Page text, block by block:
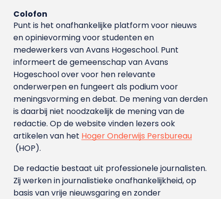
Colofon
Punt is het onafhankelijke platform voor nieuws
en opinievorming voor studenten en
medewerkers van Avans Hoge­school. Punt
informeert de gemeenschap van Avans
Hogeschool over voor hen relevante
onderwerpen en fungeert als podium voor
meningsvorming en debat. De mening van derden
is daarbij niet noodzakelijk de mening van de
redactie. Op de website vinden lezers ook
artikelen van het Hoger Onderwijs Persbureau
(HOP).
De redactie bestaat uit professionele journalisten.
Zij werken in journalistieke onafhankelijkheid, op
basis van vrije nieuwsgaring en zonder